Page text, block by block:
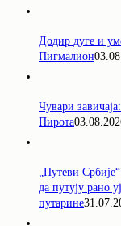
Додир дуге и
Пигмалион
Чувари
Пирота
„Путеви
да путују рано
путарине